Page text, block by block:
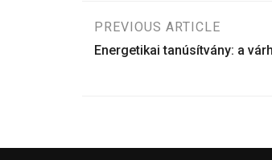
Bejegyzés
PREVIOUS ARTICLE
Energetikai tanúsítvány: a